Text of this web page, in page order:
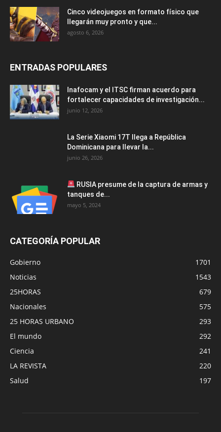
Cinco videojuegos en formato físico que
llegarán muy pronto y que...
agosto 6, 2026
ENTRADAS POPULARES
Inafocam y el ITSC firman acuerdo para
fortalecer capacidades de investigación...
junio 12, 2026
La Serie Xiaomi 17T llega a República
Dominicana para llevar la...
junio 26, 2026
RUSIA presume de la captura de armas y
tanques de...
mayo 5, 2024
CATEGORÍA POPULAR
Gobierno
1701
Noticias
1543
25HORAS
679
Nacionales
575
25 HORAS URBANO
293
El mundo
292
Ciencia
241
LA REVISTA
220
Salud
197